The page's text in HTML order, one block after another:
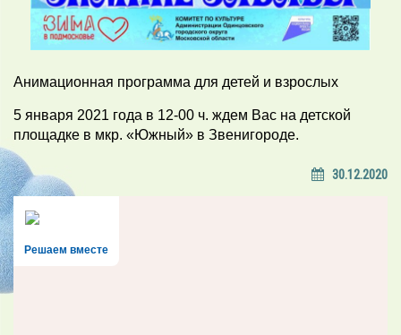
Анимационная программа для детей и взрослых
5 января 2021 года в 12-00 ч. ждем Вас на детской
площадке в мкр. «Южный» в Звенигороде.
30.12.2020
Решаем вместе